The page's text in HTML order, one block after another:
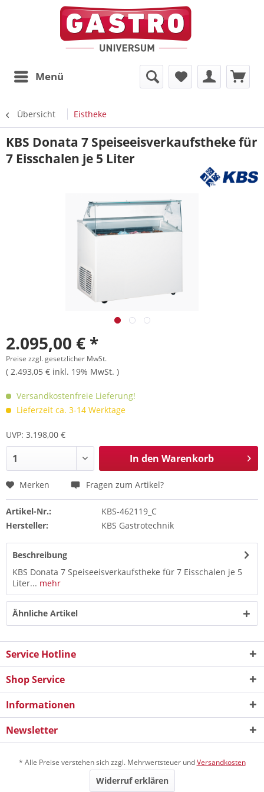
Menü
Übersicht Eistheke
KBS Donata 7 Speiseeisverkaufstheke für
7 Eisschalen je 5 Liter
2.095,00 € *
Preise zzgl. gesetzlicher MwSt.
( 2.493,05 € inkl. 19% MwSt. )
Versandkostenfreie Lieferung!
Lieferzeit ca. 3-14 Werktage
UVP: 3.198,00 €
In den Warenkorb
Merken Fragen zum Artikel?
Artikel-Nr.:
KBS-462119_C
Hersteller:
KBS Gastrotechnik
Beschreibung
KBS Donata 7 Speiseeisverkaufstheke für 7 Eisschalen je 5
Liter... mehr
Ähnliche Artikel
Service Hotline
Shop Service
Informationen
Newsletter
* Alle Preise verstehen sich zzgl. Mehrwertsteuer undVersandkosten
Widerruf erklären